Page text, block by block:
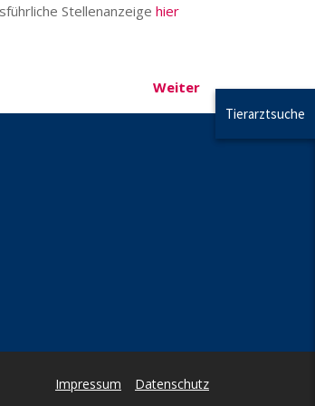
Stellenanzeige hier
Weiter
Impressum Datenschutz
Tierarztsuche